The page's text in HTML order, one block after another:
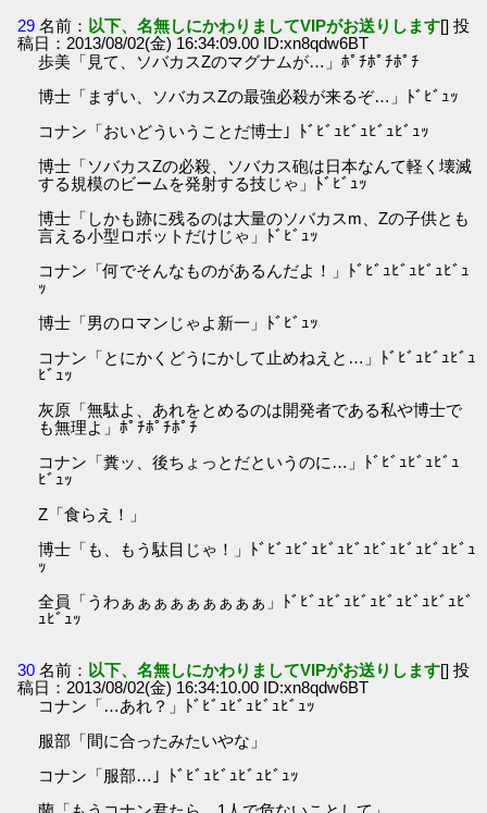
29 名前： 以下、名無しにかわりましてVIPがお送りします[] 投
稿日：2013/08/02(金) 16:34:09.00 ID:xn8qdw6BT
歩美「見て、ソバカスZのマグナムが…」ﾎﾟﾁﾎﾟﾁﾎﾟﾁ
博士「まずい、ソバカスZの最強必殺が来るぞ…」ﾄﾞﾋﾞｭｯ
コナン「おいどういうことだ博士」ﾄﾞﾋﾞｭﾋﾞｭﾋﾞｭﾋﾞｭｯ
博士「ソバカスZの必殺、ソバカス砲は日本なんて軽く壊滅
する規模のビームを発射する技じゃ」ﾄﾞﾋﾞｭｯ
博士「しかも跡に残るのは大量のソバカスm、Zの子供とも
言える小型ロボットだけじゃ」ﾄﾞﾋﾞｭｯ
コナン「何でそんなものがあるんだよ！」ﾄﾞﾋﾞｭﾋﾞｭﾋﾞｭﾋﾞｭ
ｯ
博士「男のロマンじゃよ新一」ﾄﾞﾋﾞｭｯ
コナン「とにかくどうにかして止めねえと…」ﾄﾞﾋﾞｭﾋﾞｭﾋﾞｭ
ﾋﾞｭｯ
灰原「無駄よ、あれをとめるのは開発者である私や博士で
も無理よ」ﾎﾟﾁﾎﾟﾁﾎﾟﾁ
コナン「糞ッ、後ちょっとだというのに…」ﾄﾞﾋﾞｭﾋﾞｭﾋﾞｭ
ﾋﾞｭｯ
Z「食らえ！」
博士「も、もう駄目じゃ！」ﾄﾞﾋﾞｭﾋﾞｭﾋﾞｭﾋﾞｭﾋﾞｭﾋﾞｭﾋﾞｭﾋﾞｭ
ｯ
全員「うわぁぁぁぁぁぁぁぁぁ」ﾄﾞﾋﾞｭﾋﾞｭﾋﾞｭﾋﾞｭﾋﾞｭﾋﾞｭﾋﾞ
ｭﾋﾞｭｯ
30 名前： 以下、名無しにかわりましてVIPがお送りします[] 投
稿日：2013/08/02(金) 16:34:10.00 ID:xn8qdw6BT
コナン「…あれ？」ﾄﾞﾋﾞｭﾋﾞｭﾋﾞｭﾋﾞｭｯ
服部「間に合ったみたいやな」
コナン「服部…」ﾄﾞﾋﾞｭﾋﾞｭﾋﾞｭﾋﾞｭｯ